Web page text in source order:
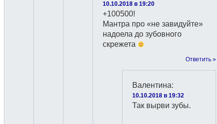
10.10.2018 в 19:20
+100500!
Мантра про «не завидуйте»
надоела до зубовного
скрежета
Ответить »
Валентина:
10.10.2018 в 19:32
Так вырви зубы.